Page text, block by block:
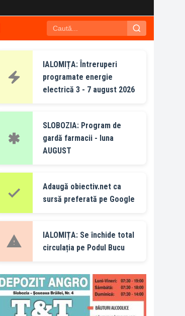
IALOMIȚA: Întreruperi
programate energie
electrică 3 - 7 august 2026
SLOBOZIA: Program de
gardă farmacii - luna
AUGUST
Adaugă obiectiv.net ca
sursă preferată pe Google
IALOMIȚA: Se închide total
circulația pe Podul Bucu